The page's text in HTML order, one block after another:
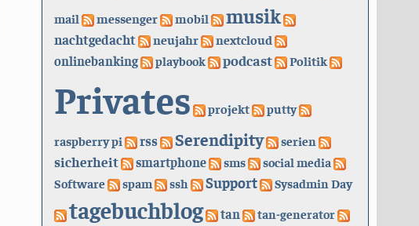
mail messenger mobil musik
nachtgedacht neujahr nextcloud
onlinebanking playbook podcast Politik
Privates projekt putty
raspberry pi rss Serendipity serien
sicherheit smartphone sms
social media
Software
spam ssh Support Sysadmin Day
tagebuchblog tan tan-generator